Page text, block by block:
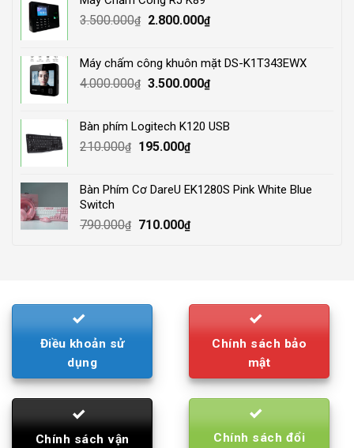
1.500.000₫.
3.500.000₫
Original
3.500.000₫.
2.800.000₫Current
2.800.000₫.
Máy chấm công khuôn mặt DS-K1T343EWX
4.000.000₫ Original
4.000.000₫.
3.500.000₫Current
3.500.000₫.
Bàn phím Logitech K120 USB
210.000₫
Original
210.000₫.
195.000₫Current
195.000₫.
Bàn Phím Cơ DareU EK1280S Pink White Blue
Switch
790.000₫
Original
710.000₫Current
Điều khoản sử
dụng
Chính sách bảo
mật
Chính sách vận
Chính sách đổi